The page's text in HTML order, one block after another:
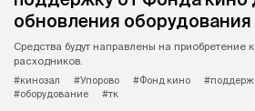
обновления оборудования
Средства будут направлены на приобретение
расходников.
#кинозал
#Упорово #Фонд кино
#оборудование
#тк